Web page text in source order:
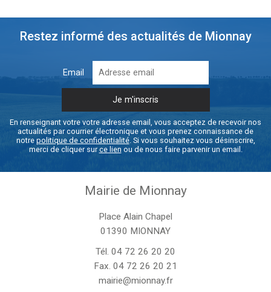
Restez informé des actualités de Mionnay
Email
En renseignant votre votre adresse email, vous acceptez de recevoir nos
actualités par courrier électronique et vous prenez connaissance de
notre politique de confidentialité. Si vous souhaitez vous désinscrire,
merci de cliquer surce lien ou de nous faire parvenir un email.
Mairie de Mionnay
Place Alain Chapel
01390 MIONNAY
Tél. 04 72 26 20 20
Fax. 04 72 26 20 21
mairie@mionnay.fr